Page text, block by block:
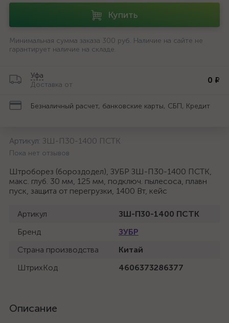
Купить
Минимальная сумма заказа 300 руб. Наличие на сайте не
гарантирует наличие на складе.
Уфа
Доставка от
0 ₽
Безналичный расчет, банковские карты, СБП, Кредит
Артикул: ЗШ-П30-1400 ПСТК
Пока нет отзывов
Штроборез (бороздодел), ЗУБР ЗШ-П30-1400 ПСТК,
макс. глуб. 30 мм, 125 мм, подключ. пылесоса, плавн
пуск, защита от перегрузки, 1400 Вт, кейс
Артикул
ЗШ-П30-1400 ПСТК
Бренд
ЗУБР
Страна производства
Китай
ШтрихКод
4606373286377
Описание